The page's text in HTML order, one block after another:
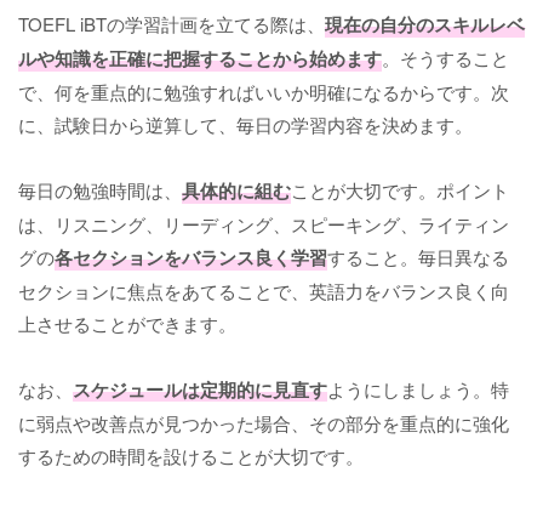
TOEFL iBTの学習計画を立てる際は、 現在の自分のスキルレベ
ルや知識を正確に把握することから始めます。そうすること
で、何を重点的に勉強すればいいか明確になるからです。次
に、試験日から逆算して、毎日の学習内容を決めます。
毎日の勉強時間は、 具体的に組むことが大切です。ポイント
は、リスニング、リーディング、スピーキング、ライティン
グの各セクションをバランス良く学習すること。毎日異なる
セクションに焦点をあてることで、英語力をバランス良く向
上させることができます。
なお、 スケジュールは定期的に見直すようにしましょう。特
に弱点や改善点が見つかった場合、その部分を重点的に強化
するための時間を設けることが大切です。